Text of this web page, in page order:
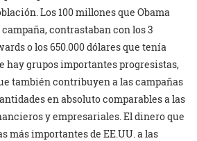
Los 100 millones que Obama
contrastaban con los 3
o los 650.000 dólares que tenía
hay grupos importantes progresistas,
también contribuyen a las campañas
en absoluto comparables a las
y empresariales. El dinero que
más importantes de EE.UU. a las